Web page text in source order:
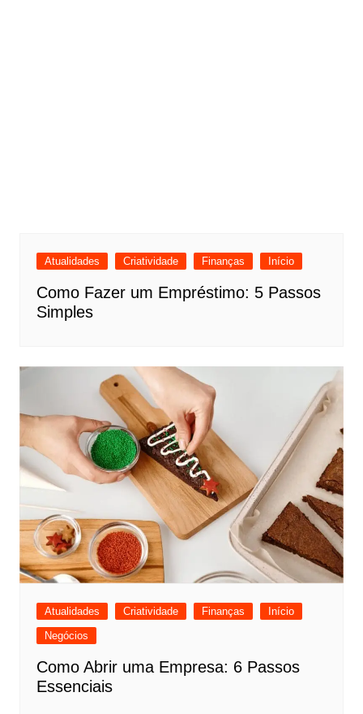
Atualidades Criatividade Finanças Início
Como Fazer um Empréstimo: 5 Passos
Simples
Atualidades Criatividade Finanças
Início
Negócios
Como Abrir uma Empresa: 6 Passos
Essenciais